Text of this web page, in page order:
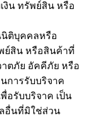
งิน ทรัพย์สิน หรือ
คคลหรือ
ย์สิน หรือสินค้าที่
าตภัย อัคคีภัย หรือ
การรับบริจาค
อรับบริจาค เป็น
อื่นที่มิใช่ส่วน